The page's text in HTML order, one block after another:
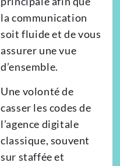
la communication
soit fluide et de vous
assurer une vue
d’ensemble.
Une volonté de
casser les codes de
l’agence digitale
classique, souvent
sur staffée et